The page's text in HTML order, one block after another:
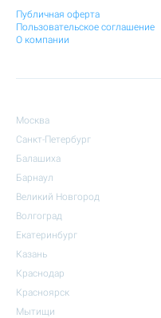
Публичная оферта
Пользовательское соглашение
О компании
Москва
Санкт-Петербург
Балашиха
Барнаул
Великий Новгород
Волгоград
Екатеринбург
Казань
Краснодар
Красноярск
Мытищи